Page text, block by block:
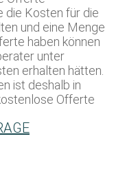
die Kosten für die
und eine Menge
haben können
unter
erhalten hätten.
ist deshalb in
Offerte